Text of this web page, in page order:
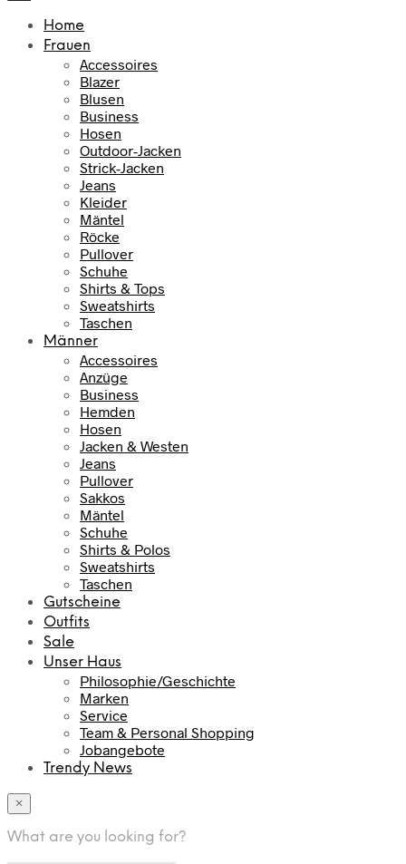
Home
Frauen
Accessoires
Blazer
Blusen
Business
Hosen
Outdoor-Jacken
Strick-Jacken
Jeans
Kleider
Mäntel
Röcke
Pullover
Schuhe
Shirts & Tops
Sweatshirts
Taschen
Männer
Accessoires
Anzüge
Business
Hemden
Hosen
Jacken & Westen
Jeans
Pullover
Sakkos
Mäntel
Schuhe
Shirts & Polos
Sweatshirts
Taschen
Gutscheine
Outfits
Sale
Unser Haus
Philosophie/Geschichte
Marken
Service
Team & Personal Shopping
Jobangebote
Trendy News
×
What are you looking for?